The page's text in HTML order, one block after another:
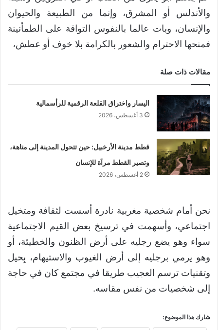
والأندلس أو المشرق، وإنما من الطبيعة والحيوان
والإنسان، وبات عالما بالنفوس التواقة على الطمأنينة
فمنحها الاحترام والشعور بالكرامة بلا خوف أو عطش،
مقالات ذات صلة
اليسار واختراق القلعة الرقمية للرأسمالية
3 أغسطس، 2026
قطط مدينة الأرخبيل: حين تتحول المدينة إلى متاهة،
وتصير القطط مرآة للإنسان
2 أغسطس، 2026
نحن أمام شخصية مغربية نادرة أسست لثقافة ومتخيل
اجتماعي، وأسهمت في ترسيخ بعض القيم الاجتماعية
سواء وهو يضع رجليه على أرض الظنون والخطيئة، أو
وهو يرمي برجليه إلى أرض الغيوب والاستيهام، بِحيل
وتقنيات ترسم العجيب طريقا في مجتمع كان في حاجة
إلى شخصيات من نفس مقاسه.
شارك هذا الموضوع: